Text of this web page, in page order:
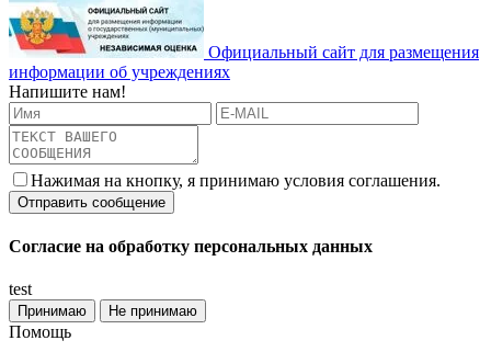
Официальный сайт для размещения
информации об учреждениях
Напишите нам!
Нажимая на кнопку, я принимаю условия соглашения.
Согласие на обработку персональных данных
test
Принимаю Не принимаю
Помощь